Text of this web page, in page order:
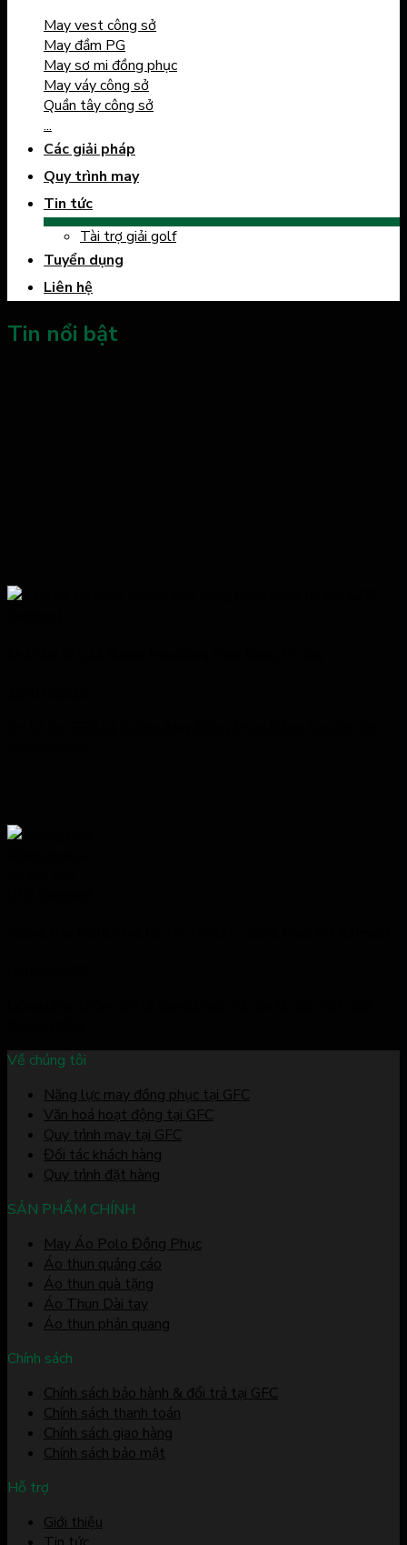
May vest công sở
May đầm PG
May sơ mi đồng phục
May váy công sở
Quần tây công sở
...
Các giải pháp
Quy trình may
Tin tức
Tài trợ giải golf
Tuyển dụng
Liên hệ
Tin nổi bật
Về chúng tôi
Năng lực may đồng phục tại GFC
Văn hoá hoạt động tại GFC
Quy trình may tại GFC
Đối tác khách hàng
Quy trình đặt hàng
SẢN PHẨM CHÍNH
May Áo Polo Đồng Phục
Áo thun quảng cáo
Áo thun quà tặng
Áo Thun Dài tay
Áo thun phản quang
Chính sách
Chính sách bảo hành & đổi trả tại GFC
Chính sách thanh toán
Chính sách giao hàng
Chính sách bảo mật
Hỗ trợ
Giới thiệu